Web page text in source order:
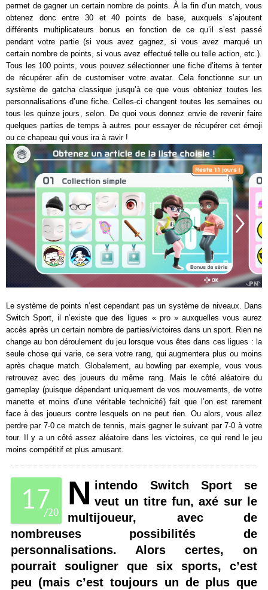
permet de gagner un certain nombre de points. À la fin d’un match, vous
obtenez donc entre 30 et 40 points de base, auxquels s’ajoutent
différents multiplicateurs bonus en fonction de ce qu’il s’est passé
pendant votre partie (si vous avez gagnez, si vous avez marqué un
certain nombre de points, si vous avez effectué telle ou telle action, etc.).
Tous les 100 points, vous pouvez sélectionner une fiche d’items à tenter
de récupérer afin de customiser votre avatar. Cela fonctionne sur un
système de gatcha classique jusqu’à ce que vous obteniez toutes les
personnalisations d’une fiche. Celles-ci changent toutes les semaines ou
tous les quinze jours, selon. De quoi vous donnez envie de revenir faire
quelques parties de temps à autres pour essayer de récupérer cet émoji
ou ce chapeau qui vous ira à ravir !
Le système de points n’est cependant pas un système de niveaux. Dans
Switch Sport, il n’existe que des ligues « pro » auxquelles vous aurez
accès après un certain nombre de parties/victoires dans un sport. Rien ne
change au bon déroulement du jeu lorsque vous êtes dans ces ligues : la
seule chose qui varie, ce sera votre rang, qui augmentera plus ou moins
après chaque match. Globalement, au bowling par exemple, vous vous
retrouvez avec des joueurs du même rang. Mais le côté aléatoire du
gameplay (puisque dépendant uniquement de vos mouvements, de votre
manette et moins d’une véritable technicité) fait que l’on est rarement
face à des joueurs contre lesquels on ne peut rien. Ou alors, vous allez
perdre par 7-0 ce match de tennis, mais gagner le suivant par 7-0 à votre
tour. Il y a un côté assez aléatoire dans les victoires, ce qui rend le jeu
moins compétitif et plus amusant.
17
/20
N intendo Switch Sport se
veut un titre fun, axé sur le
multijoueur, avec de
nombreuses possibilités de
personnalisations. Alors certes, on
pourrait souligner que six sports, c’est
peu (mais c’est toujours un de plus que